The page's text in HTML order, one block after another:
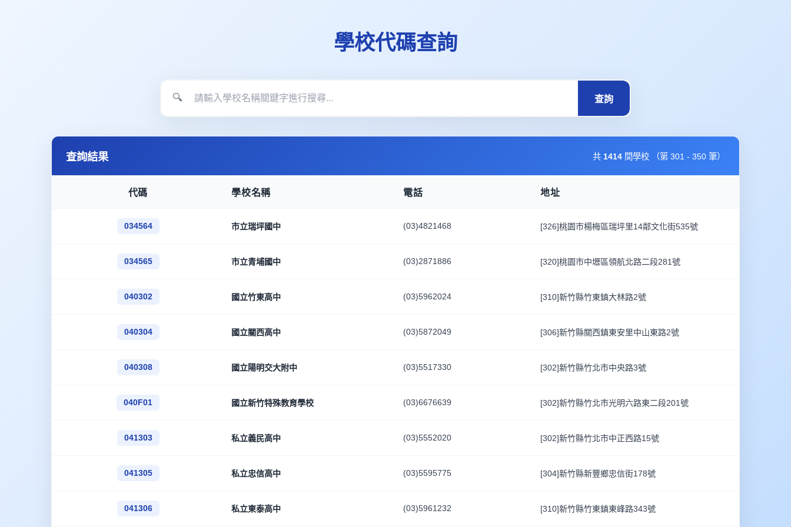
學校代碼查詢
🔍 查詢
查詢結果 共 1414 間學校 （第 301 - 350 筆）
代碼 學校名稱 電話 地址
034564 市立瑞坪國中 (03)4821468 [326]桃園市楊梅區瑞坪里14鄰文化街535號
034565 市立青埔國中 (03)2871886 [320]桃園市中壢區領航北路二段281號
040302 國立竹東高中 (03)5962024 [310]新竹縣竹東鎮大林路2號
040304 國立關西高中 (03)5872049 [306]新竹縣關西鎮東安里中山東路2號
040308 國立陽明交大附中 (03)5517330 [302]新竹縣竹北市中央路3號
040F01 國立新竹特殊教育學校 (03)6676639 [302]新竹縣竹北市光明六路東二段201號
041303 私立義民高中 (03)5552020 [302]新竹縣竹北市中正西路15號
041305 私立忠信高中 (03)5595775 [304]新竹縣新豐鄉忠信街178號
041306 私立東泰高中 (03)5961232 [310]新竹縣竹東鎮東峰路343號